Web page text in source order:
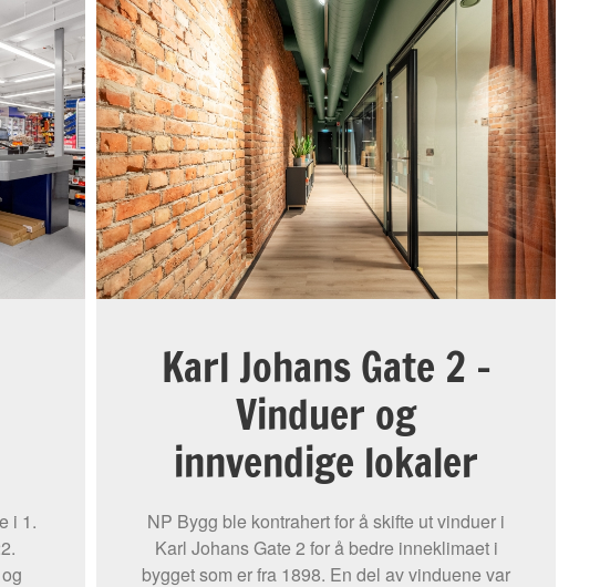
i 1.
Karl Johans Gate 2 –
Vinduer og
innvendige lokaler
NP Bygg ble kontrahert for å skifte ut vinduer i
Karl Johans Gate 2 for å bedre inneklimaet i
bygget som er fra 1898. En del av vinduene var